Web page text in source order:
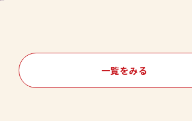
一覧をみる